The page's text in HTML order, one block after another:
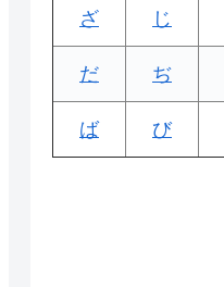
ざ じ
だ ぢ
ば び